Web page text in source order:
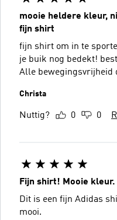
mooie heldere kleur,
fijn shirt
fijn shirt om in te
je buik nog bedekt!
Alle bewegingsvrijheid
Christa
Nuttig? 0 0
Fijn shirt! Mooie kleur.
Dit is een fijn Adidas
mooi.